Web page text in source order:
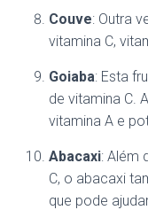
Couve: Outra
vitamina C,
Goiaba: Esta
de vitamina C.
vitamina A e
Abacaxi: Além
C, o abacaxi
que pode